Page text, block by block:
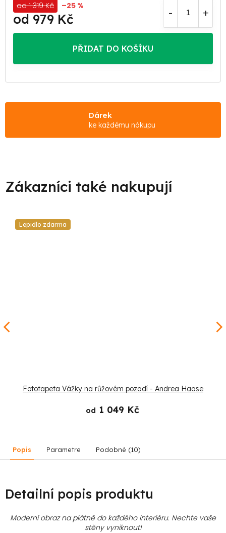
od 1 319 Kč –25 %
od 979 Kč
PŘIDAT DO KOŠÍKU
Dárek
ke každému nákupu
Lepidlo zdarma
Fototapeta Vážky na růžovém pozadí - Andrea Haase
od 1 049 Kč
Popis Parametre Podobné (10)
Detailní popis produktu
Moderní obraz na plátně do každého interiéru. Nechte vaše
stěny vyniknout!